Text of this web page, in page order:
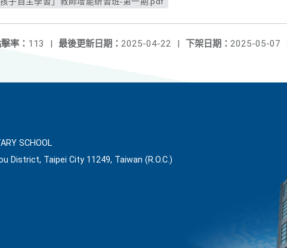
下架日期： 2025-05-07
最後更新日期： 2025-04-22 |
率： 113 |
SCHOOL
District, Taipei City 11249, Taiwan (R.O.C.)